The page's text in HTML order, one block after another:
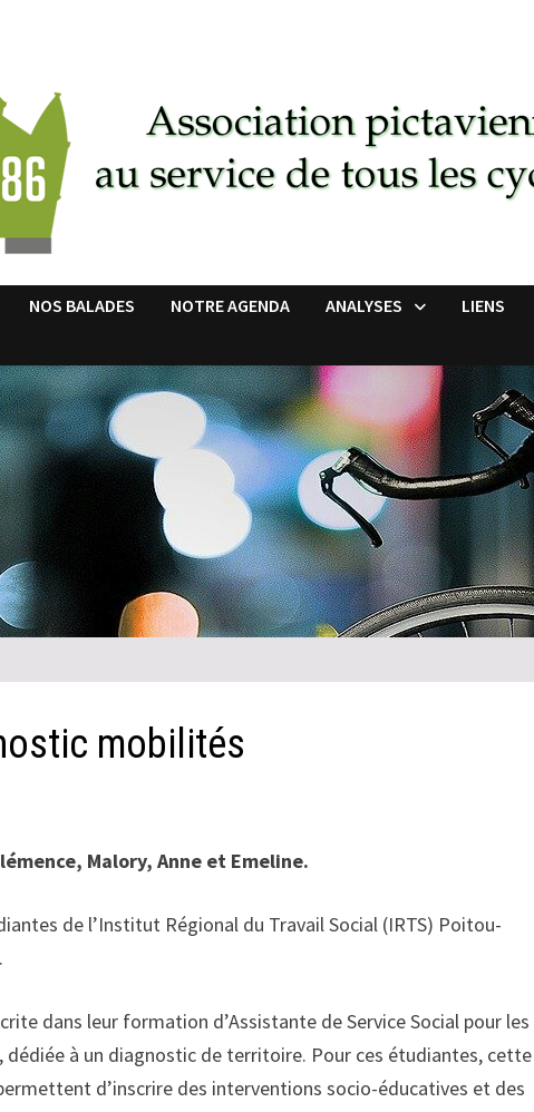
NOS BALADES NOTRE AGENDA ANALYSES LIENS
mobilités
Malory, Anne et Emeline.
de l’Institut Régional du Travail Social (IRTS) Poitou-
dans leur formation d’Assistante de Service Social pour les
dédiée à un diagnostic de territoire. Pour ces étudiantes, cette
d’inscrire des interventions socio-éducatives et des